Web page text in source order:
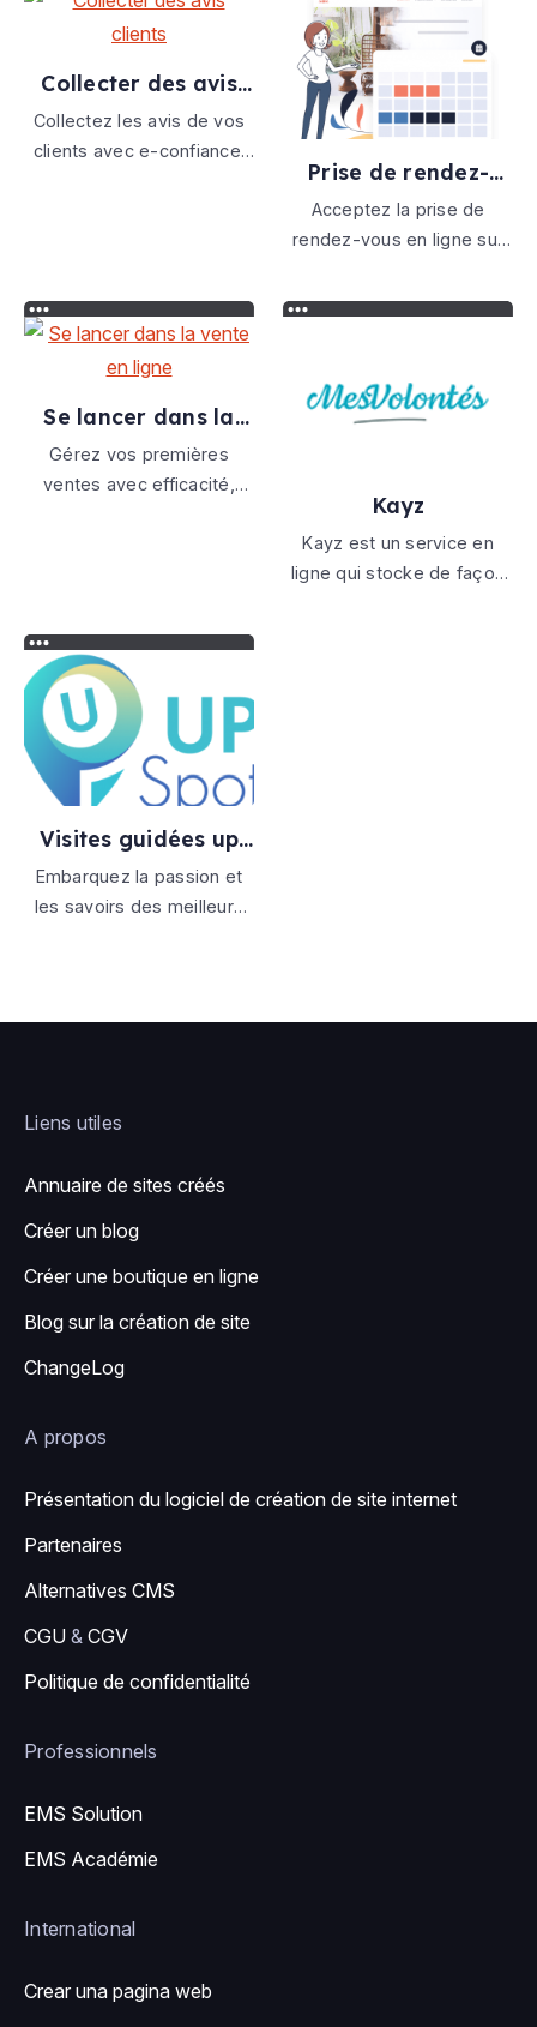
ou en équipe.
Collecter des avis
clients
Collectez les avis de vos
clients avec e-confiance.
confiance entre vos
activités commerciales et
vos clients.
Prise de rendez-
vous en ligne
Acceptez la prise de
rendez-vous en ligne sur
système de rendez-vous
Se lancer dans la
vente en ligne
Gérez vos premières
ventes avec efficacité,
Kayz
Kayz est un service en
ligne qui stocke de façon
Visites guidées up
spot
Embarquez la passion et
les savoirs des meilleurs
Liens utiles
Annuaire de sites créés
Créer un blog
Créer une boutique en ligne
Blog sur la création de site
ChangeLog
A propos
Présentation du logiciel de création de site internet
Partenaires
Alternatives CMS
CGU & CGV
Politique de confidentialité
Professionnels
EMS Solution
EMS Académie
International
Crear una pagina web